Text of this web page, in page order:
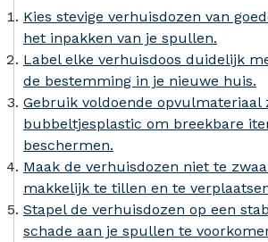
Kies stevige verhuisdozen van
het inpakken van je spullen.
Label elke verhuisdoos duidelijk
de bestemming in je nieuwe huis.
Gebruik voldoende opvulmateriaal
bubbeltjesplastic om breekbare
beschermen.
Maak de verhuisdozen niet te
makkelijk te tillen en te
Stapel de verhuisdozen op een
schade aan je spullen te